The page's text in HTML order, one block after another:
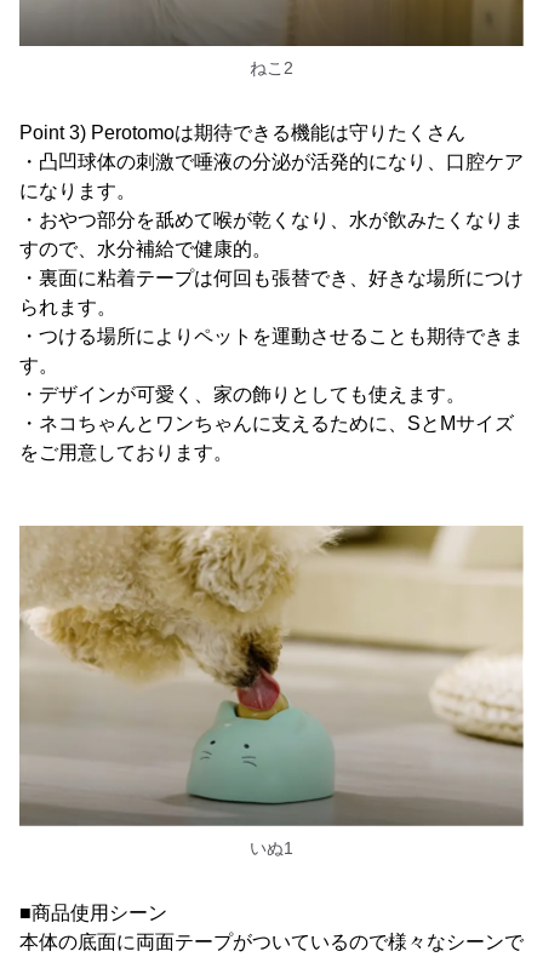
ねこ2
Point 3) Perotomoは期待できる機能は守りたくさん
・凸凹球体の刺激で唾液の分泌が活発的になり、口腔ケア
になります。
・おやつ部分を舐めて喉が乾くなり、水が飲みたくなりま
すので、水分補給で健康的。
・裏面に粘着テープは何回も張替でき、好きな場所につけ
られます。
・つける場所によりペットを運動させることも期待できま
す。
・デザインが可愛く、家の飾りとしても使えます。
・ネコちゃんとワンちゃんに支えるために、SとMサイズ
をご用意しております。
いぬ1
■商品使用シーン
本体の底面に両面テープがついているので様々なシーンで